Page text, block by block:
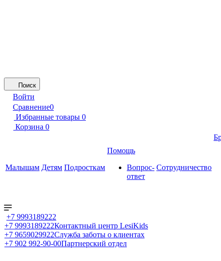
Поиск
Войти
Сравнение0
Избранные товары 0
Корзина 0
Малышам Детям Подросткам
Помощь
Вопрос-
ответ
Сотрудничество
+7 9993189222
+7 9993189222Контактный центр LesiKids
+7 9659029922Служба заботы о клиентах
+7 902 992-90-00Партнерский отдел